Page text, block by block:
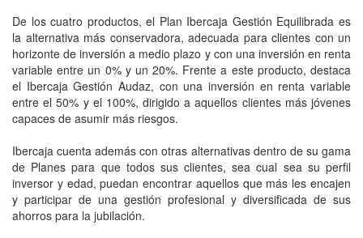
De los cuatro productos, el Plan Ibercaja Gestión Equilibrada es
la alternativa más conservadora, adecuada para clientes con un
horizonte de inversión a medio plazo y con una inversión en renta
variable entre un 0% y un 20%. Frente a este producto, destaca
el Ibercaja Gestión Audaz, con una inversión en renta variable
entre el 50% y el 100%, dirigido a aquellos clientes más jóvenes
capaces de asumir más riesgos.
Ibercaja cuenta además con otras alternativas dentro de su gama
de Planes para que todos sus clientes, sea cual sea su perfil
inversor y edad, puedan encontrar aquellos que más les encajen
y participar de una gestión profesional y diversificada de sus
ahorros para la jubilación.